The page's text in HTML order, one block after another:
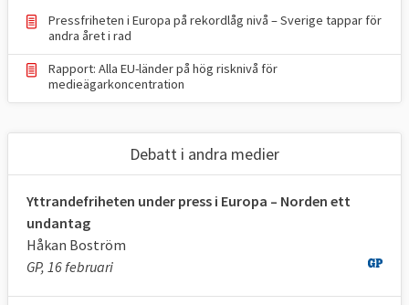
besparingar och näthat mot journalister
ökar. RSF pekar också på politiska attacker
mot medier, till exempel när SD-ledaren
Jimmie Åkessongick till angrepp
SITUATIONEN FÖR PRESSFRIHET I EU-
LÄNDERNA 2012-2024
År
Bra
situation
situation
Pressfriheten i Europa på rekordlåg nivå – Sverige tappar för
andra året i rad
Rapport: Alla EU-länder på hög risknivå för
medieägarkoncentration
Debatt i andra medier
Yttrandefriheten under press i Europa – Norden ett
undantag
Håkan Boström
GP, 16 februari